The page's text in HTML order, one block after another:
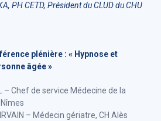
PH CETD, Président du CLUD du CHU
plénière : « Hypnose et
âgée »
– Chef de service Médecine de la
– Médecin gériatre, CH Alès